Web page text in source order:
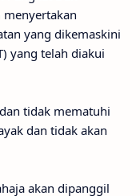
menyertakan
yang dikemaskini
yang telah diakui
tidak mematuhi
dan tidak akan
akan dipanggil